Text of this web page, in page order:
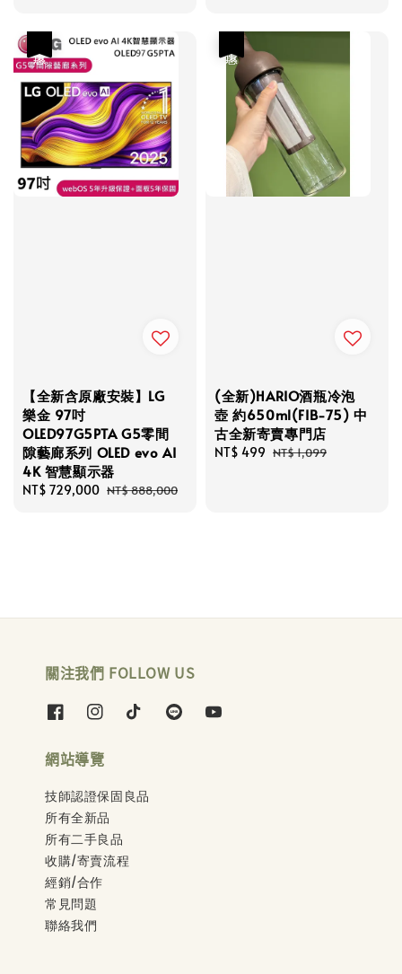
【全新含原廠安裝】LG
樂金 97吋
OLED97G5PTA G5零間
隙藝廊系列 OLED evo AI
4K 智慧顯示器
Sale
NT$ 729,000 Regular
NT$ 888,000
(全新)HARIO酒瓶冷泡
壺 約650ml(FIB-75) 中
古全新寄賣專門店
Sale
NT$ 499 Regular
NT$ 1,099
關注我們 FOLLOW US
網站導覽
技師認證保固良品
所有全新品
所有二手良品
收購/寄賣流程
經銷/合作
常見問題
聯絡我們